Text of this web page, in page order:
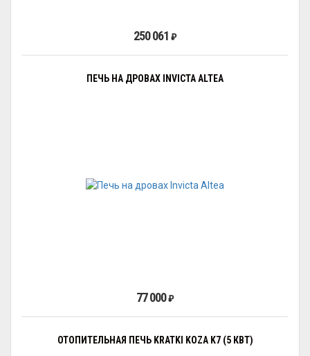
250 061 ₽
ПЕЧЬ НА ДРОВАХ INVICTA ALTEA
77 000₽
ОТОПИТЕЛЬНАЯ ПЕЧЬ KRATKI KOZA K7 (5 КВТ)